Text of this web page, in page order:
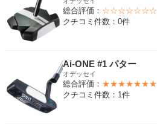
総合評価： ☆☆☆☆☆☆☆
クチコミ件数：0件
Ai-ONE #1 パター
オデッセイ
総合評価： ★★★★★★★
クチコミ件数：1件